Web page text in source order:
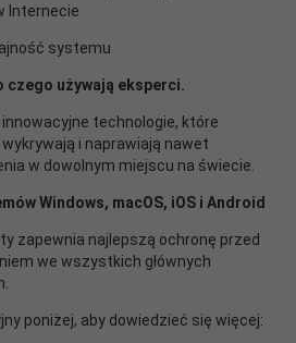
Internecie
systemu
czego używają eksperci.
technologie, które
i naprawiają nawet
w dowolnym miejscu na świecie.
Windows, macOS, iOS i Android
zapewnia najlepszą ochronę przed
we wszystkich głównych
poniżej, aby dowiedzieć się więcej: